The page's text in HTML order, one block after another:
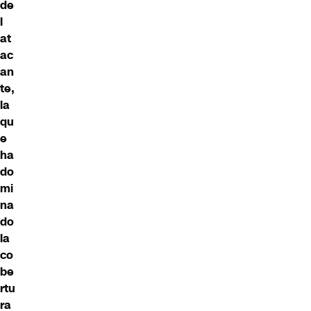
de
l
at
ac
an
te,
la
qu
e
ha
do
mi
na
do
la
co
be
rtu
ra